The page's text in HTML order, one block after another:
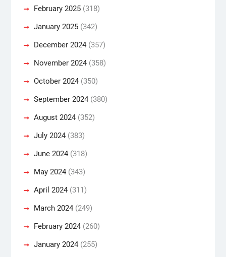
February 2025(318)
January 2025(342)
December 2024(357)
November 2024(358)
October 2024(350)
September 2024(380)
August 2024(352)
July 2024(383)
June 2024(318)
May 2024(343)
April 2024(311)
March 2024(249)
February 2024(260)
January 2024(255)